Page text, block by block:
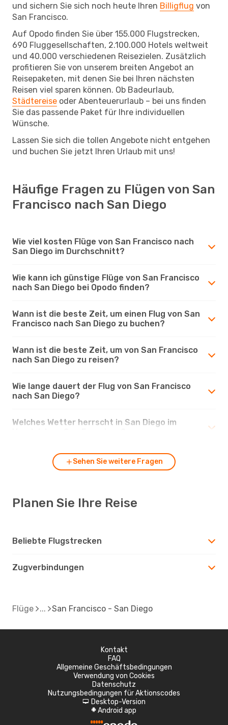
und sichern Sie sich noch heute Ihren Billigflug von
San Francisco.
Auf Opodo finden Sie über 155.000 Flugstrecken,
690 Fluggesellschaften, 2.100.000 Hotels weltweit
und 40.000 verschiedenen Reisezielen. Zusätzlich
profitieren Sie von unserem breiten Angebot an
Reisepaketen, mit denen Sie bei Ihren nächsten
Reisen viel sparen können. Ob Badeurlaub,
Städtereise oder Abenteuerurlaub – bei uns finden
Sie das passende Paket für Ihre individuellen
Wünsche.
Lassen Sie sich die tollen Angebote nicht entgehen
und buchen Sie jetzt Ihren Urlaub mit uns!
Häufige Fragen zu Flügen von San
Francisco nach San Diego
Wie viel kosten Flüge von San Francisco nach
San Diego im Durchschnitt?
Wie kann ich günstige Flüge von San Francisco
nach San Diego bei Opodo finden?
Wann ist die beste Zeit, um einen Flug von San
Francisco nach San Diego zu buchen?
Wann ist die beste Zeit, um von San Francisco
nach San Diego zu reisen?
Wie lange dauert der Flug von San Francisco
nach San Diego?
Welches Wetter herrscht in San Diego im
Sehen Sie weitere Fragen
Planen Sie Ihre Reise
Beliebte Flugstrecken
Zugverbindungen
Flüge San Francisco - San Diego
Kontakt
FAQ
Allgemeine Geschäftsbedingungen
Verwendung von Cookies
Datenschutz
Nutzungsbedingungen für Aktionscodes
d Desktop-Version
A Android app